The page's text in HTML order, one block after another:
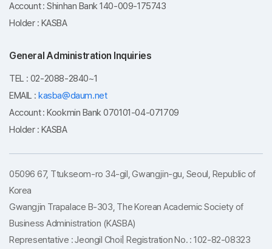
Account : Shinhan Bank 140-009-175743
Holder : KASBA
General Administration Inquiries
TEL : 02-2088-2840~1
EMAIL : kasba@daum.net
Account : Kookmin Bank 070101-04-071709
Holder : KASBA
05096 67, Ttukseom-ro 34-gil, Gwangjin-gu, Seoul, Republic of
Korea
Gwangjin Trapalace B-303, The Korean Academic Society of
Business Administration (KASBA)
Representative : Jeongil Choi| Registration No. : 102-82-08323